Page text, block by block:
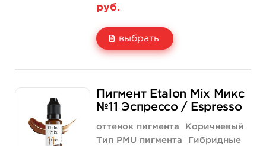
руб.
выбрать
Количество
3 040 руб.
купить
Пигмент Etalon Mix Микс
№11 Эспрессо / Espresso
оттенок пигмента
Коричневый
Тип PMU пигмента
Гибридные